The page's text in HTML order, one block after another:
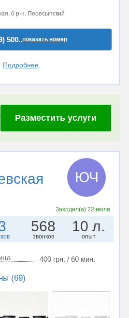
6 р-н. Пересыпский
500..показать номер
Подробнее
Разместить услуги
ЮЧ
Заходил(а)22 июля
568
звонков
10 л.
опыт
400 грн. / 60 мин.
(69)